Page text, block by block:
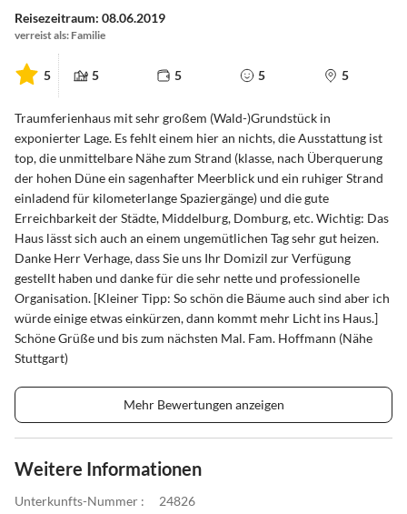
Reisezeitraum: 08.06.2019
verreist als: Familie
5 5 5 5 5
Traumferienhaus mit sehr großem (Wald-)Grundstück in
exponierter Lage. Es fehlt einem hier an nichts, die Ausstattung ist
top, die unmittelbare Nähe zum Strand (klasse, nach Überquerung
der hohen Düne ein sagenhafter Meerblick und ein ruhiger Strand
einladend für kilometerlange Spaziergänge) und die gute
Erreichbarkeit der Städte, Middelburg, Domburg, etc. Wichtig: Das
Haus lässt sich auch an einem ungemütlichen Tag sehr gut heizen.
Danke Herr Verhage, dass Sie uns Ihr Domizil zur Verfügung
gestellt haben und danke für die sehr nette und professionelle
Organisation. [Kleiner Tipp: So schön die Bäume auch sind aber ich
würde einige etwas einkürzen, dann kommt mehr Licht ins Haus.]
Schöne Grüße und bis zum nächsten Mal. Fam. Hoffmann (Nähe
Stuttgart)
Mehr Bewertungen anzeigen
Weitere Informationen
Unterkunfts-Nummer : 24826